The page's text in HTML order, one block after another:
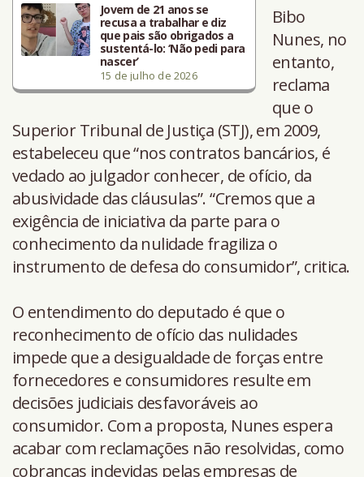
Jovem de 21 anos se
recusa a trabalhar e diz
que pais são obrigados a
sustentá-lo: ‘Não pedi para
nascer’
15 de julho de 2026
Bibo
Nunes, no
entanto,
reclama
que o
Superior Tribunal de Justiça (STJ), em 2009,
estabeleceu que “nos contratos bancários, é
vedado ao julgador conhecer, de ofício, da
abusividade das cláusulas”. “Cremos que a
exigência de iniciativa da parte para o
conhecimento da nulidade fragiliza o
instrumento de defesa do consumidor”, critica.
O entendimento do deputado é que o
reconhecimento de ofício das nulidades
impede que a desigualdade de forças entre
fornecedores e consumidores resulte em
decisões judiciais desfavoráveis ao
consumidor. Com a proposta, Nunes espera
acabar com reclamações não resolvidas, como
cobranças indevidas pelas empresas de